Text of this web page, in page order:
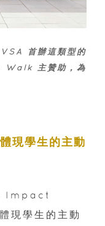
首辦這類型的
Walk 主贊助，為
體現學生的主動
Impact
現學生的主動